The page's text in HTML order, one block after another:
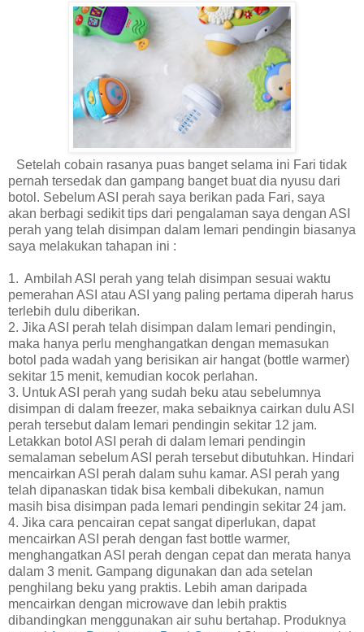
Setelah cobain rasanya puas banget selama ini Fari tidak
pernah tersedak dan gampang banget buat dia nyusu dari
botol. Sebelum ASI perah saya berikan pada Fari, saya
akan berbagi sedikit tips dari pengalaman saya dengan ASI
perah yang telah disimpan dalam lemari pendingin biasanya
saya melakukan tahapan ini :
1. Ambilah ASI perah yang telah disimpan sesuai waktu
pemerahan ASI atau ASI yang paling pertama diperah harus
terlebih dulu diberikan.
2. Jika ASI perah telah disimpan dalam lemari pendingin,
maka hanya perlu menghangatkan dengan memasukan
botol pada wadah yang berisikan air hangat (bottle warmer)
sekitar 15 menit, kemudian kocok perlahan.
3. Untuk ASI perah yang sudah beku atau sebelumnya
disimpan di dalam freezer, maka sebaiknya cairkan dulu ASI
perah tersebut dalam lemari pendingin sekitar 12 jam.
Letakkan botol ASI perah di dalam lemari pendingin
semalaman sebelum ASI perah tersebut dibutuhkan. Hindari
mencairkan ASI perah dalam suhu kamar. ASI perah yang
telah dipanaskan tidak bisa kembali dibekukan, namun
masih bisa disimpan pada lemari pendingin sekitar 24 jam.
4. Jika cara pencairan cepat sangat diperlukan, dapat
mencairkan ASI perah dengan fast bottle warmer,
menghangatkan ASI perah dengan cepat dan merata hanya
dalam 3 menit. Gampang digunakan dan ada setelan
penghilang beku yang praktis. Lebih aman daripada
mencairkan dengan microwave dan lebih praktis
dibandingkan menggunakan air suhu bertahap. Produknya